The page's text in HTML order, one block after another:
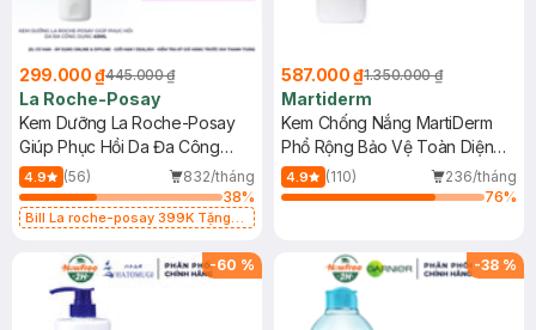
299.000 ₫445.000 ₫
La Roche-Posay
Kem Dưỡng La Roche-Posay
Giúp Phục Hồi Da Đa Công
Dụng 40ml
4.9 (56)
832/tháng
38%
Bill La roche-posay 399K Tặng
(SL có hạn)
587.000 ₫1.350.000 ₫
Martiderm
Kem Chống Nắng MartiDerm
Phổ Rộng Bảo Vệ Toàn Diện
40ml
4.9 (110)
236/tháng
76%
-60 % -38 %